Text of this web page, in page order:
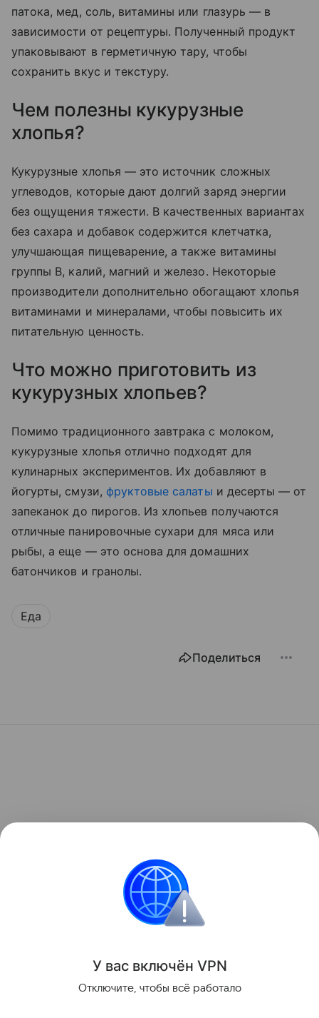
патока, мед, соль, витамины или глазурь — в
зависимости от рецептуры. Полученный продукт
упаковывают в герметичную тару, чтобы
сохранить вкус и текстуру.
Чем полезны кукурузные
хлопья?
Кукурузные хлопья — это источник сложных
углеводов, которые дают долгий заряд энергии
без ощущения тяжести. В качественных вариантах
без сахара и добавок содержится клетчатка,
улучшающая пищеварение, а также витамины
группы B, калий, магний и железо. Некоторые
производители дополнительно обогащают хлопья
витаминами и минералами, чтобы повысить их
питательную ценность.
Что можно приготовить из
кукурузных хлопьев?
Помимо традиционного завтрака с молоком,
кукурузные хлопья отлично подходят для
кулинарных экспериментов. Их добавляют в
йогурты, смузи, фруктовые салаты и десерты — от
запеканок до пирогов. Из хлопьев получаются
отличные панировочные сухари для мяса или
рыбы, а еще — это основа для домашних
батончиков и гранолы.
Еда
Поделиться
У вас включён VPN
Отключите, чтобы всё работало